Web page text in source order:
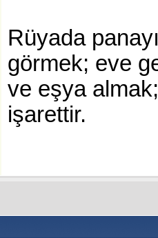
Rüyada
görmek; eve
ve eşya
işarettir.